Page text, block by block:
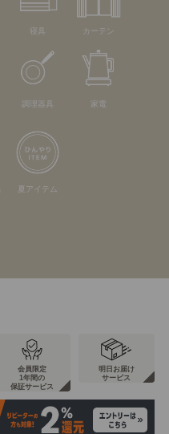
寝具 カーテン
調理器具 家電
夏アイテム
会員限定
1年間の
保証サービス
明日お届け
サービス